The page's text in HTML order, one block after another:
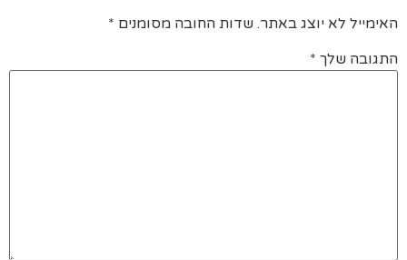
האימייל לא יוצג באתר. שדות החובה מסומנים *
התגובה שלך *